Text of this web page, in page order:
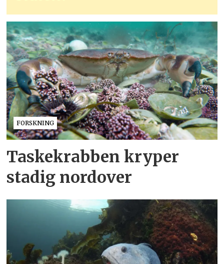
FORSKNING
Taskekrabben kryper
stadig nordover